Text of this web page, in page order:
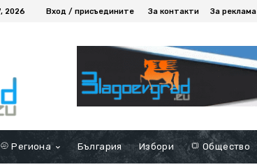
2026 Вход / присъедините За контакти За реклама
Региона България Избори Общество